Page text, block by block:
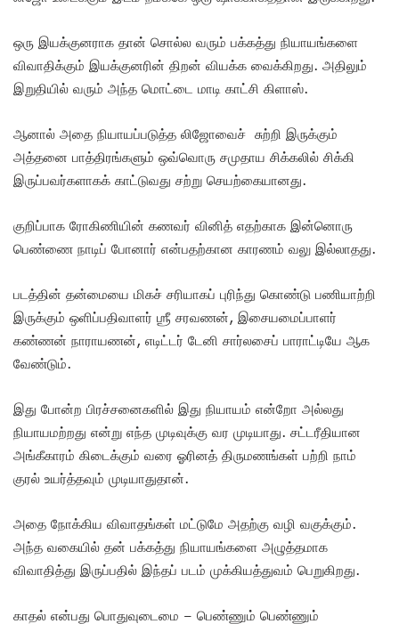
ஒரு இயக்குனராக தான் சொல்ல வரும் பக்கத்து நியாயங்களை
விவாதிக்கும் இயக்குனரின் திறன் வியக்க வைக்கிறது. அதிலும்
இறுதியில் வரும் அந்த மொட்டை மாடி காட்சி கிளாஸ்.
ஆனால் அதை நியாயப்படுத்த லிஜோவைச் சுற்றி இருக்கும்
அத்தனை பாத்திரங்களும் ஒவ்வொரு சமுதாய சிக்கலில் சிக்கி
இருப்பவர்களாகக் காட்டுவது சற்று செயற்கையானது.
குறிப்பாக ரோகிணியின் கணவர் வினித் எதற்காக இன்னொரு
பெண்ணை நாடிப் போனார் என்பதற்கான காரணம் வலு இல்லாதது.
படத்தின் தன்மையை மிகச் சரியாகப் புரிந்து கொண்டு பணியாற்றி
இருக்கும் ஒளிப்பதிவாளர் ஶ்ரீ சரவணன், இசையமைப்பாளர்
கண்ணன் நாராயணன், எடிட்டர் டேனி சார்லசைப் பாராட்டியே ஆக
வேண்டும்.
இது போன்ற பிரச்சனைகளில் இது நியாயம் என்றோ அல்லது
நியாயமற்றது என்று எந்த முடிவுக்கு வர முடியாது. சட்டரீதியான
அங்கீகாரம் கிடைக்கும் வரை ஓரினத் திருமணங்கள் பற்றி நாம்
குரல் உயர்த்தவும் முடியாதுதான்.
அதை நோக்கிய விவாதங்கள் மட்டுமே அதற்கு வழி வகுக்கும்.
அந்த வகையில் தன் பக்கத்து நியாயங்களை அழுத்தமாக
விவாதித்து இருப்பதில் இந்தப் படம் முக்கியத்துவம் பெறுகிறது.
காதல் என்பது பொதுவுடைமை – பெண்ணும் பெண்ணும்